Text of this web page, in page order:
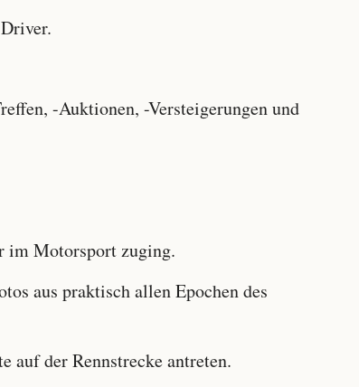
-Auktionen, -Versteigerungen und
Motorsport zuging.
aus praktisch allen Epochen des
der Rennstrecke antreten.